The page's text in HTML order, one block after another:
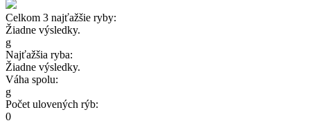
Celkom 3 najťažšie ryby:
Žiadne výsledky.
g
Najťažšia ryba:
Žiadne výsledky.
Váha spolu:
g
Počet ulovených rýb:
0